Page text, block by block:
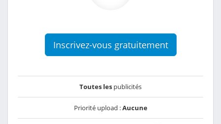
Inscrivez-vous gratuitement
Toutes les publicités
Priorité upload :Aucune